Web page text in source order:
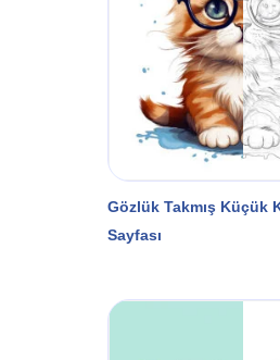
Gözlük Takmış Küçük
Sayfası